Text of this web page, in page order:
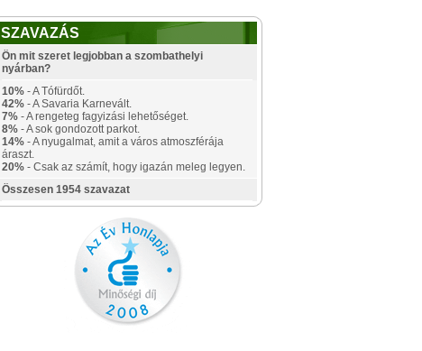
SZAVAZÁS
Ön mit szeret legjobban a szombathelyi
nyárban?
10% - A Tófürdőt.
42% - A Savaria Karnevált.
7% - A rengeteg fagyizási lehetőséget.
8% - A sok gondozott parkot.
14% - A nyugalmat, amit a város atmoszférája
áraszt.
20% - Csak az számít, hogy igazán meleg legyen.
Összesen 1954 szavazat